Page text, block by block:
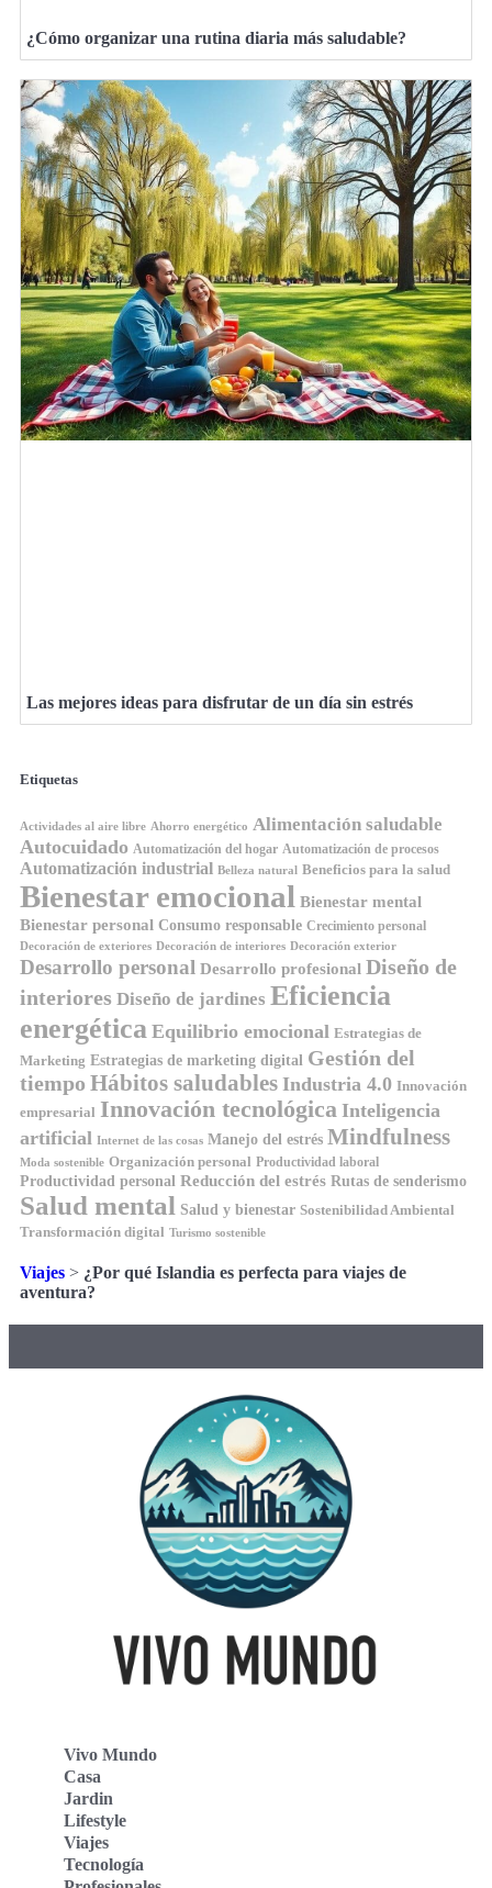
¿Cómo organizar una rutina diaria más saludable?
Las mejores ideas para disfrutar de un día sin estrés
Etiquetas
Actividades al aire libre Ahorro energético Alimentación saludable
Autocuidado Automatización del hogar Automatización de procesos
Automatización industrial Belleza natural Beneficios para la salud
Bienestar emocional Bienestar mental
Bienestar personal Consumo responsable Crecimiento personal
Decoración de exteriores Decoración de interiores Decoración exterior
Desarrollo personal Desarrollo profesional Diseño de
interiores Diseño de jardines Eficiencia
energética Equilibrio emocional Estrategias de
Marketing Estrategias de marketing digital Gestión del
tiempo Hábitos saludables Industria 4.0 Innovación
empresarial Innovación tecnológica Inteligencia
artificial Internet de las cosas Manejo del estrés Mindfulness
Moda sostenible Organización personal Productividad laboral
Productividad personal Reducción del estrés Rutas de senderismo
Salud mental Salud y bienestar Sostenibilidad Ambiental
Transformación digital Turismo sostenible
Viajes > ¿Por qué Islandia es perfecta para viajes de
aventura?
Vivo Mundo
Casa
Jardin
Lifestyle
Viajes
Tecnología